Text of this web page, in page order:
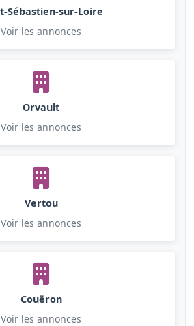
Sébastien-sur-Loire
Voir les annonces
Orvault
Voir les annonces
Vertou
Voir les annonces
Couëron
Voir les annonces